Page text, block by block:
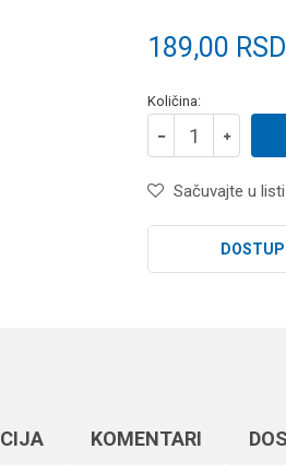
189,00 RSD
Količina:
Sačuvajte u
KOMENTARI